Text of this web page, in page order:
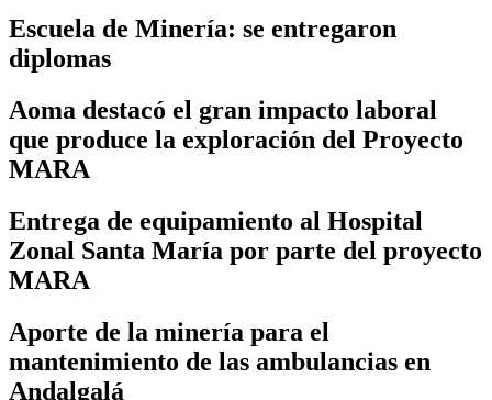
Escuela de Minería: se entregaron
diplomas
Aoma destacó el gran impacto laboral
que produce la exploración del Proyecto
MARA
Entrega de equipamiento al Hospital
Zonal Santa María por parte del proyecto
MARA
Aporte de la minería para el
mantenimiento de las ambulancias en
Andalgalá